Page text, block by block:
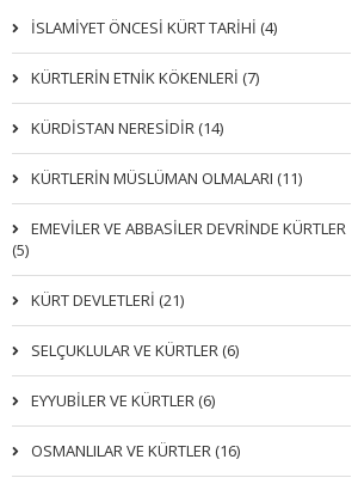
İSLAMİYET ÖNCESİ KÜRT TARİHİ (4)
KÜRTLERIN ETNIK KÖKENLERI (7)
KÜRDİSTAN NERESİDİR (14)
KÜRTLERİN MÜSLÜMAN OLMALARI (11)
EMEVİLER VE ABBASİLER DEVRİNDE KÜRTLER
(5)
KÜRT DEVLETLERİ (21)
SELÇUKLULAR VE KÜRTLER (6)
EYYUBİLER VE KÜRTLER (6)
OSMANLILAR VE KÜRTLER (16)